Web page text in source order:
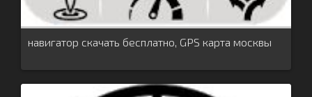
навигатор скачать бесплатно, GPS карта москвы